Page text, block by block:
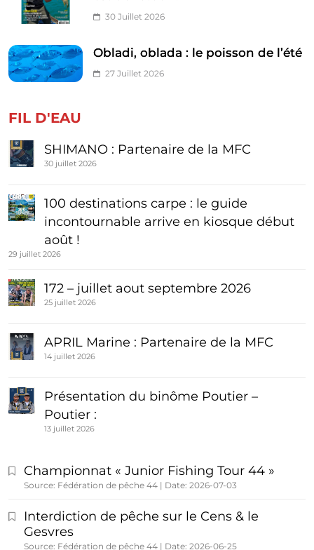
30 Juillet 2026
Obladi, oblada : le poisson de l’été
27 Juillet 2026
FIL D'EAU
SHIMANO : Partenaire de la MFC
30 juillet 2026
100 destinations carpe : le guide
incontournable arrive en kiosque début
août !
29 juillet 2026
172 – juillet aout septembre 2026
25 juillet 2026
APRIL Marine : Partenaire de la MFC
14 juillet 2026
Présentation du binôme Poutier –
Poutier :
13 juillet 2026
Championnat « Junior Fishing Tour 44 »
Source: Fédération de pêche 44 Date: 2026-07-03
Interdiction de pêche sur le Cens & le
Gesvres
Source: Fédération de pêche 44 Date: 2026-06-25